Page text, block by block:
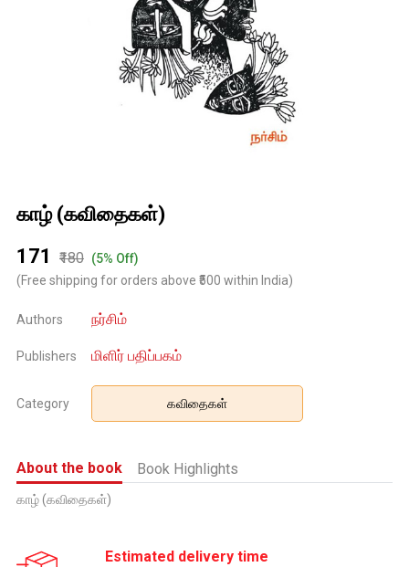
காழ் (கவிதைகள்)
₹171
₹180 (5% Off)
(Free shipping for orders above ₹500 within India)
Authors நர்சிம்
Publishers மிளிர் பதிப்பகம்
Category கவிதைகள்
About the book Book Highlights
காழ் (கவிதைகள்)
Estimated delivery time